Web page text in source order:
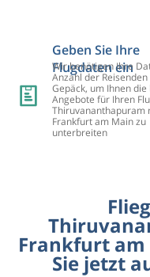
Geben Sie Ihre
Flugdaten ein
Wir benötigen Ihre
Anzahl der Reisenden
Gepäck, um Ihnen die
Angebote für Ihren
Thiruvananthapuram
Frankfurt am Main zu
unterbreiten
Frankfurt
Sie jetzt